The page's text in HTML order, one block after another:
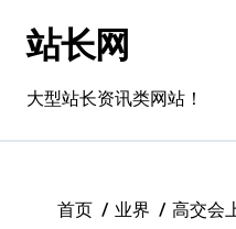
站长网
大型站长资讯类网站！
首页 业界 高交会